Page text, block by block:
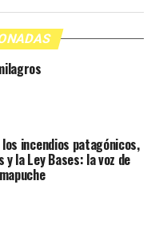
incendios patagónicos,
la Ley Bases: la voz de